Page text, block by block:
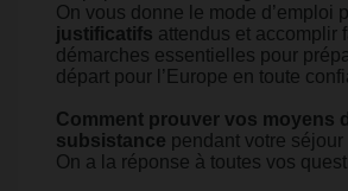
On vous donne le mode d’emploi
justificatifs attendus et accomplir
démarches essentielles pour
départ pour l’Europe en toute
Comment prouver vos moyens
subsistance pendant votre
On a la réponse à toutes vos